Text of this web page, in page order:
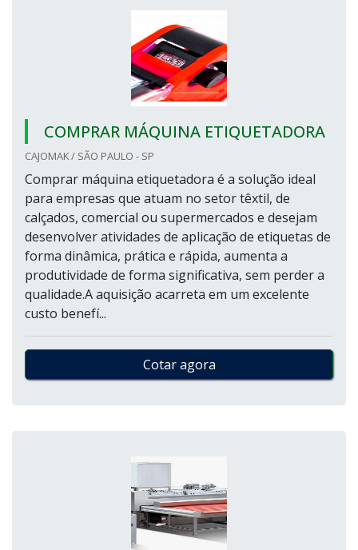
COMPRAR MÁQUINA ETIQUETADORA
CAJOMAK / SÃO PAULO - SP
Comprar máquina etiquetadora é a solução ideal
para empresas que atuam no setor têxtil, de
calçados, comercial ou supermercados e desejam
desenvolver atividades de aplicação de etiquetas de
forma dinâmica, prática e rápida, aumenta a
produtividade de forma significativa, sem perder a
qualidade.A aquisição acarreta em um excelente
custo benefí...
Cotar agora